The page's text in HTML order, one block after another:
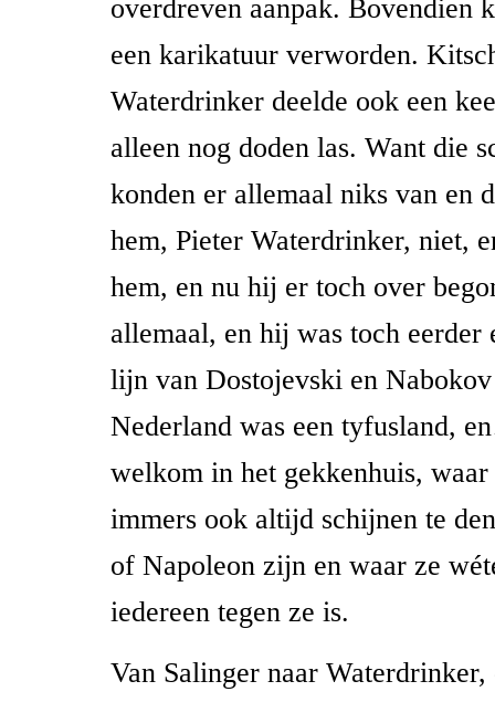
overdreven aanpak. Bovendien
een karikatuur verworden.
Waterdrinker deelde ook een
alleen nog doden las. Want die
konden er allemaal niks van en
hem, Pieter Waterdrinker, niet,
hem, en nu hij er toch over
allemaal, en hij was toch eerder
lijn van Dostojevski en
Nederland was een tyfusland,
welkom in het gekkenhuis, waar
immers ook altijd schijnen te
of Napoleon zijn en waar ze
iedereen tegen ze is.
Van Salinger naar